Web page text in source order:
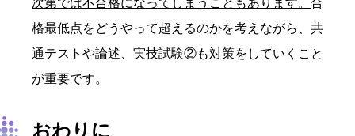
次第では不合格になってしまうこともあります。 合
格最低点をどうやって超えるのかを考えながら、共
通テストや論述、実技試験②も対策をしていくこと
が重要です。
おわりに